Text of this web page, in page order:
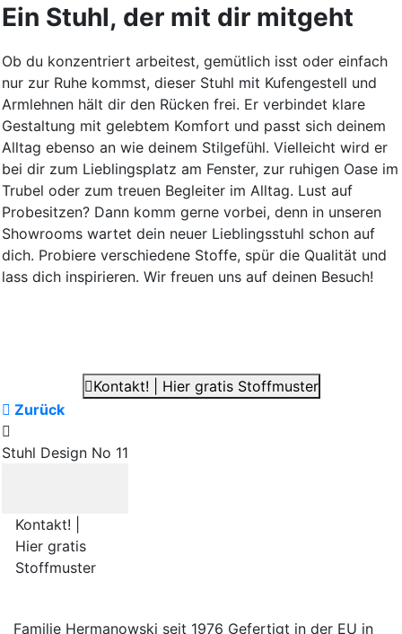
Ein Stuhl, der mit dir mitgeht
Ob du konzentriert arbeitest, gemütlich isst oder einfach
nur zur Ruhe kommst, dieser Stuhl mit Kufengestell und
Armlehnen hält dir den Rücken frei. Er verbindet klare
Gestaltung mit gelebtem Komfort und passt sich deinem
Alltag ebenso an wie deinem Stilgefühl. Vielleicht wird er
bei dir zum Lieblingsplatz am Fenster, zur ruhigen Oase im
Trubel oder zum treuen Begleiter im Alltag. Lust auf
Probesitzen? Dann komm gerne vorbei, denn in unseren
Showrooms wartet dein neuer Lieblingsstuhl schon auf
dich. Probiere verschiedene Stoffe, spür die Qualität und
lass dich inspirieren. Wir freuen uns auf deinen Besuch!
Kontakt! | Hier gratis Stoffmuster
Zurück
Stuhl Design No 11
Kontakt! |
Hier gratis
Stoffmuster
Familie Hermanowski seit 1976 Gefertigt in der EU in